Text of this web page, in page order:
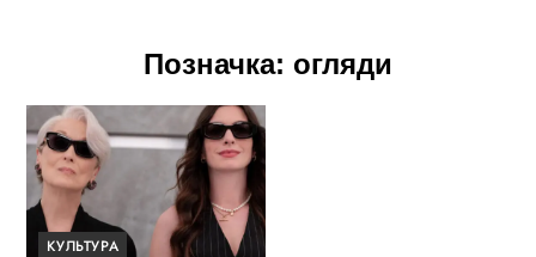
Позначка: огляди
КУЛЬТУРА